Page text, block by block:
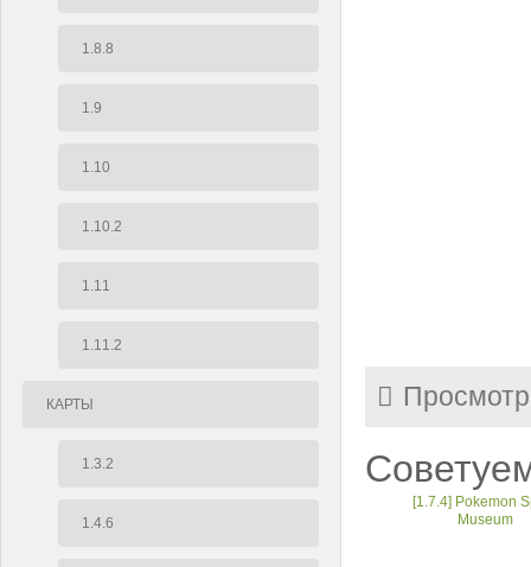
1.8.8
1.9
1.10
1.10.2
1.11
1.11.2
КАРТЫ
1.3.2
1.4.6
[1.7.4] Pokemon
Museum